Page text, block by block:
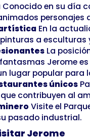
Conocido en su día
personajes
En la
a esculturas
La
Jerome
lugar popular
únicos
contribuyen al
Visite el
pasado industrial.
Jerome